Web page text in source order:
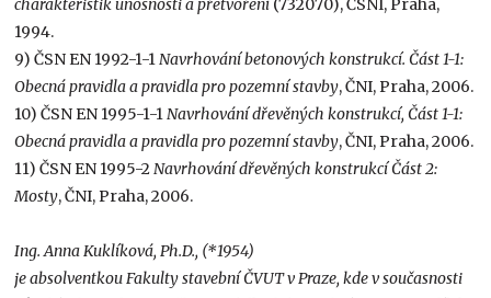
charakteristik únosnosti a přetvoření (732070), ČSNI, Praha,
1994.
9) ČSN EN 1992-1-1Navrhování betonových konstrukcí. Část 1-1:
Obecná pravidla a pravidla pro pozemní stavby, ČNI, Praha, 2006.
10) ČSN EN 1995-1-1Navrhování dřevěných konstrukcí, Část 1-1:
Obecná pravidla a pravidla pro pozemní stavby, ČNI, Praha, 2006.
11) ČSN EN 1995-2Navrhování dřevěných konstrukcí Část 2:
Mosty, ČNI, Praha, 2006.
Ing. Anna Kuklíková, Ph.D., (*1954)
je absolventkou Fakulty stavební ČVUT v Praze, kde v současnosti